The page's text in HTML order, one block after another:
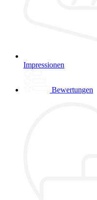
Impressionen
Bewertungen